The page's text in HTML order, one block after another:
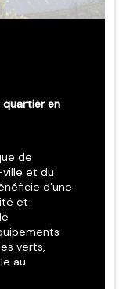
quartier en
de
et du
d’une
et
verts,
au